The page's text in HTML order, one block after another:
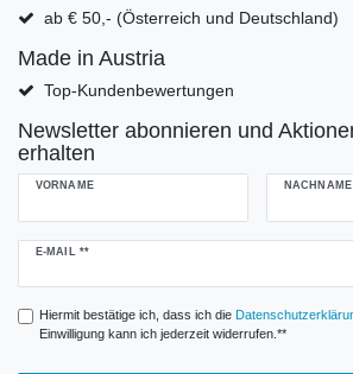
ab € 50,- (Österreich und Deutschland)
Made in Austria
Top-Kundenbewertungen
Newsletter abonnieren und
erhalten
VORNAME NACHNAME
E-MAIL **
Newsletter
Hiermit bestätige ich, dass ich die
Einwilligung kann ich jederzeit widerrufen.**